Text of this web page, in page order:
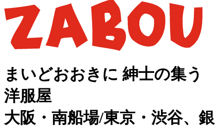
まいどおおきに 紳士の集う
洋服屋
大阪・南船場/東京・渋谷、銀